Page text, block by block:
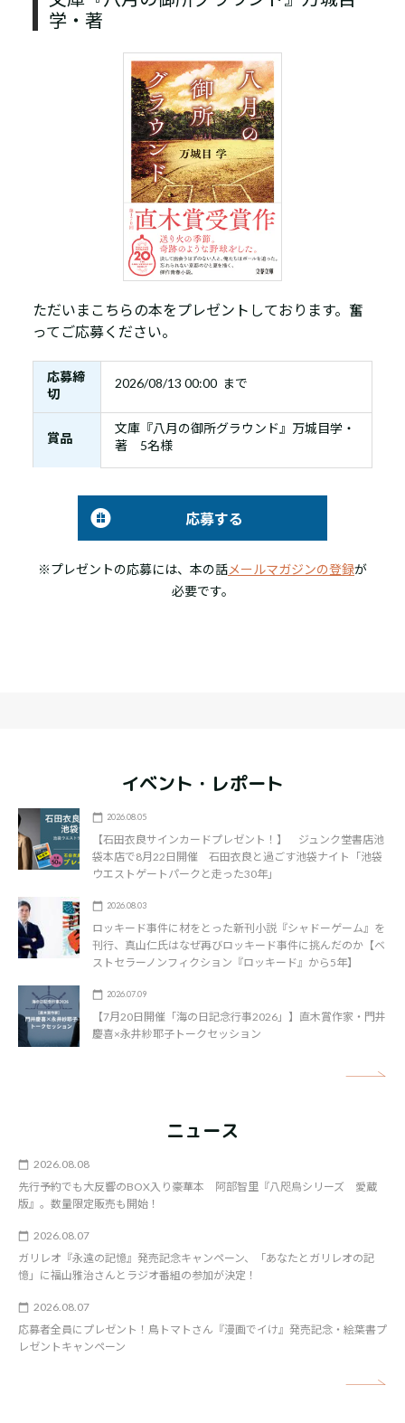
学・著
ただいまこちらの本をプレゼントしております。奮
ってご応募ください。
応募締
切
2026/08/13 00:00 まで
賞品
文庫『八月の御所グラウンド』万城目学・
著 5名様
応募する
※プレゼントの応募には、本の話メールマガジンの登録が
必要です。
イベント・レポート
2026.08.05
【石田衣良サインカードプレゼント！】 ジュンク堂書店池
袋本店で8月22日開催 石田衣良と過ごす池袋ナイト「池袋
ウエストゲートパークと走った30年」
2026.08.03
ロッキード事件に材をとった新刊小説『シャドーゲーム』を
刊行、真山仁氏はなぜ再びロッキード事件に挑んだのか【ベ
ストセラーノンフィクション『ロッキード』から5年】
2026.07.09
【7月20日開催「海の日記念行事2026」】直木賞作家・門井
慶喜×永井紗耶子トークセッション
ニュース
2026.08.08
先行予約でも大反響のBOX入り豪華本 阿部智里『八咫烏シリーズ 愛蔵
版』。数量限定販売も開始！
2026.08.07
ガリレオ『永遠の記憶』発売記念キャンペーン、「あなたとガリレオの記
憶」に福山雅治さんとラジオ番組の参加が決定！
2026.08.07
応募者全員にプレゼント！鳥トマトさん『漫画でイけ』発売記念・絵葉書プ
レゼントキャンペーン